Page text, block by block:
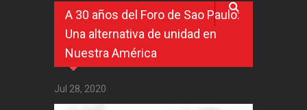
A 30 años del Foro de Sao Paulo:
Una alternativa de unidad en
Nuestra América
Jul 28, 2020